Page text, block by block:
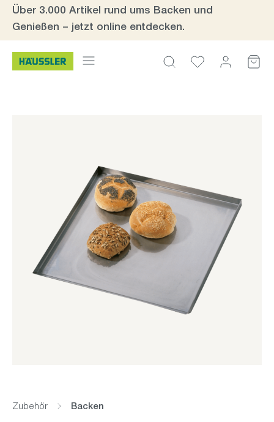
Zum Hauptinhalt springen
Über 3.000 Artikel rund ums Backen und
Genießen – jetzt online entdecken.
Zubehör Backen